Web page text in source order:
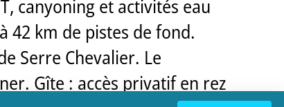
canyoning et activités eau
42 km de pistes de fond.
Serre Chevalier. Le
Gîte : accès privatif en rez